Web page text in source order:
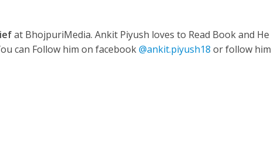
की प्रेम कहानी” ने मचाया धमाल
at BhojpuriMedia. Ankit Piyush loves to Read Book and He
can Follow him on facebook@ankit.piyush18 or follow him